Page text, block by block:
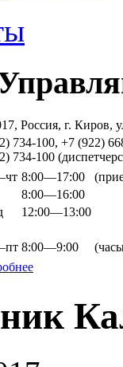
Россия, г. Киров,
734-100, +7 (922)
734-100
8:00—17:00
8:00—16:00
12:00—13:00
8:00—9:00